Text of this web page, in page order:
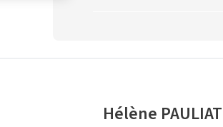
Hélène PAULIAT